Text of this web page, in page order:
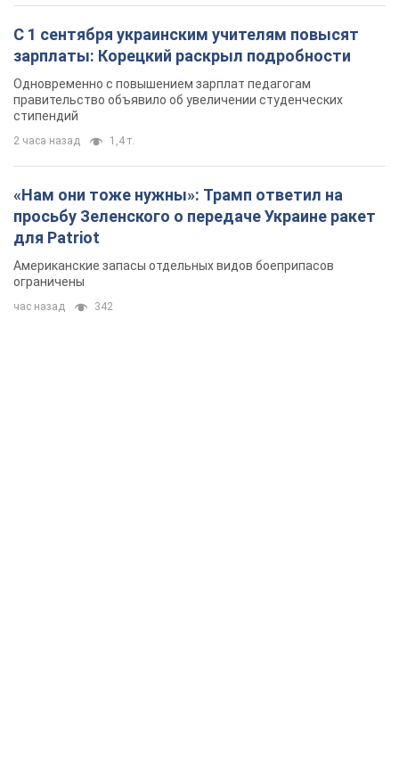
С 1 сентября украинским учителям повысят
зарплаты: Корецкий раскрыл подробности
Одновременно с повышением зарплат педагогам
правительство объявило об увеличении студенческих
стипендий
2 часа назад 1,4 т.
«Нам они тоже нужны»: Трамп ответил на
просьбу Зеленского о передаче Украине ракет
для Patriot
Американские запасы отдельных видов боеприпасов
ограничены
час назад 342